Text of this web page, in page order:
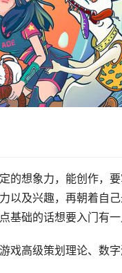
的想象力，能创作，
以及兴趣，再朝着自
础的话想要入门有一
戏高级策划理论、数